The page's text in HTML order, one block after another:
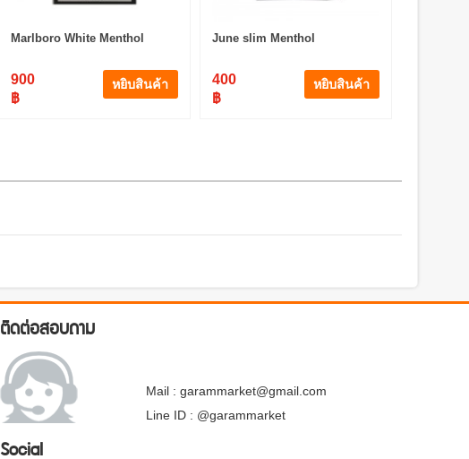
Marlboro White Menthol
900
฿
หยิบสินค้า
June slim Menthol
400
฿
หยิบสินค้า
ติดต่อสอบถาม
Mail : garammarket@gmail.com
Line ID : @garammarket
Social